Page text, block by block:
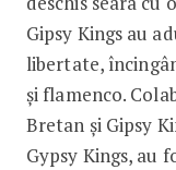
Gipsy Kings au
libertate,
și flamenco.
Bretan și Gipsy
Gypsy Kings, au